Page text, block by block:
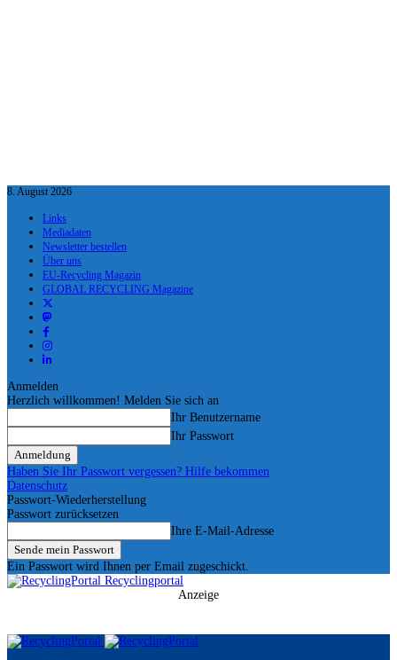
8. August 2026
Links
Mediadaten
Newsletter bestellen
Über uns
EU-Recycling Magazin
GLOBAL RECYCLING Magazine
Anmelden
Herzlich willkommen! Melden Sie sich an
Ihr Benutzername
Ihr Passwort
Haben Sie Ihr Passwort vergessen? Hilfe bekommen
Datenschutz
Passwort-Wiederherstellung
Passwort zurücksetzen
Ihre E-Mail-Adresse
Ein Passwort wird Ihnen per Email zugeschickt.
Recyclingportal
Anzeige